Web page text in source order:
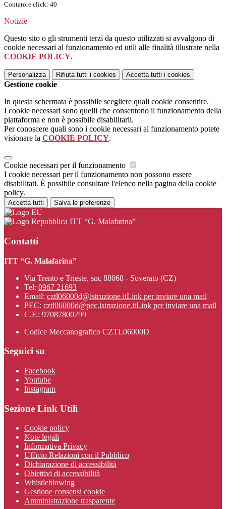
Contatore click: 40
Notizie
Questo sito o gli strumenti terzi da questo utilizzati si avvalgono di
cookie necessari al funzionamento ed utili alle finalità illustrate nella
COOKIE POLICY.
Personalizza Rifiuta tutti i cookies Accetta tutti i cookies
Gestione cookie
In questa schermata è possibile scegliere quali cookie consentire.
I cookie necessari sono quelli che consentono il funzionamento della
piattaforma e non è possibile disabilitarli.
Per conoscere quali sono i cookie necessari al funzionamento potete
visionare la COOKIE POLICY.
Cookie necessari per il funzionamento
I cookie necessari per il funzionamento non possono essere
disabilitati. È possibile consultare l'elenco nella pagina della cookie
policy.
Accetta tutti Salva le preferenze
ITT “G. Malafarina”
Contatti
ITT “G. Malafarina”
Via Trento e Trieste, snc 88068 - Soverato (CZ)
Tel: 0967 21693
Email: cztl06000d@istruzione.itLink per inviare una mail
PEC: cztl06000d@pec.istruzione.itLink per inviare una mail
C.F.: 97087800799
Codice Meccanografico CZTL06000D
Seguici su
Facebook
Youtube
Instagram
Sezione Link Utili
Cookie policy
Note legali
Informativa Privacy
Ufficio Relazioni con il Pubblico
Dichiarazione di accessibilità
Obiettivi di accessibilità
Whistleblowing
Gestione consensi cookie
Amministrazione trasparente